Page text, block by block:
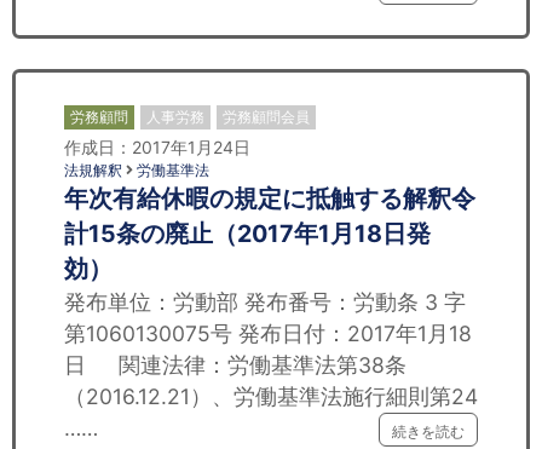
労務顧問 人事労務 労務顧問会員
作成日：2017年1月24日
法規解釈 労働基準法
年次有給休暇の規定に抵触する解釈令
計15条の廃止（2017年1月18日発
効）
発布単位：労動部 発布番号：労動条 3 字
第1060130075号 発布日付：2017年1月18
日 関連法律：労働基準法第38条
（2016.12.21）、労働基準法施行細則第24
……
続きを読む